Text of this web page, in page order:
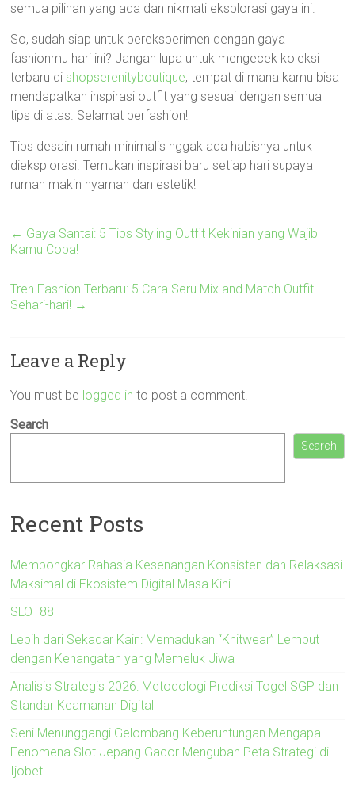
semua pilihan yang ada dan nikmati eksplorasi gaya ini.
So, sudah siap untuk bereksperimen dengan gaya
fashionmu hari ini? Jangan lupa untuk mengecek koleksi
terbaru di shopserenityboutique, tempat di mana kamu bisa
mendapatkan inspirasi outfit yang sesuai dengan semua
tips di atas. Selamat berfashion!
Tips desain rumah minimalis nggak ada habisnya untuk
dieksplorasi. Temukan inspirasi baru setiap hari supaya
rumah makin nyaman dan estetik!
← Gaya Santai: 5 Tips Styling Outfit Kekinian yang Wajib
Kamu Coba!
Tren Fashion Terbaru: 5 Cara Seru Mix and Match Outfit
Sehari-hari! →
Leave a Reply
You must be logged in to post a comment.
Search
Search
Recent Posts
Membongkar Rahasia Kesenangan Konsisten dan Relaksasi
Maksimal di Ekosistem Digital Masa Kini
SLOT88
Lebih dari Sekadar Kain: Memadukan “Knitwear” Lembut
dengan Kehangatan yang Memeluk Jiwa
Analisis Strategis 2026: Metodologi Prediksi Togel SGP dan
Standar Keamanan Digital
Seni Menunggangi Gelombang Keberuntungan Mengapa
Fenomena Slot Jepang Gacor Mengubah Peta Strategi di
Ijobet